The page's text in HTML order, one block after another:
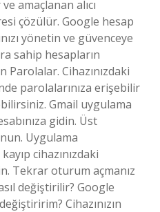
amaçlanan alıcı
çözülür. Google hesap
yönetin ve güvenceye
sahip hesapların
Cihazınızdaki
parolalarınıza erişebilir
Gmail uygulama
gidin. Üst
Uygulama
cihazınızdaki
Tekrar oturum açmanız
değiştirilir? Google
Cihazınızın